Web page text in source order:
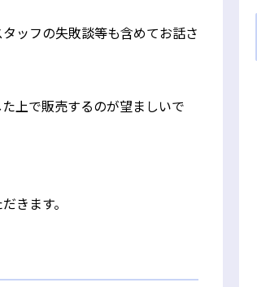
ッフの失敗談等も含めてお話さ
上で販売するのが望ましいで
きます。